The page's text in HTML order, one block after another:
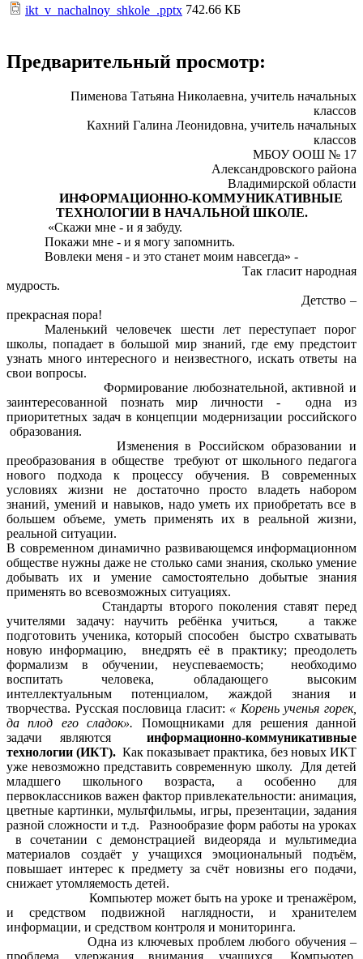
ikt_v_nachalnoy_shkole_.pptx 742.66 КБ
Предварительный просмотр:
Пименова Татьяна Николаевна, учитель начальных
классов
Кахний Галина Леонидовна, учитель начальных
классов
МБОУ ООШ № 17
Александровского района
Владимирской области
ИНФОРМАЦИОННО-КОММУНИКАТИВНЫЕ
ТЕХНОЛОГИИ В НАЧАЛЬНОЙ ШКОЛЕ.
«Скажи мне - и я забуду.
Покажи мне - и я могу запомнить.
Вовлеки меня - и это станет моим навсегда» -
Так гласит народная
мудрость.
Детство –
прекрасная пора!
Маленький человечек шести лет переступает порог
школы, попадает в большой мир знаний, где ему предстоит
узнать много интересного и неизвестного, искать ответы на
свои вопросы.
Формирование любознательной, активной и
заинтересованной познать мир личности - одна из
приоритетных задач в концепции модернизации российского
образования.
Изменения в Российском образовании и
преобразования в обществе требуют от школьного педагога
нового подхода к процессу обучения. В современных
условиях жизни не достаточно просто владеть набором
знаний, умений и навыков, надо уметь их приобретать все в
большем объеме, уметь применять их в реальной жизни,
реальной ситуации.
В современном динамично развивающемся информационном
обществе нужны даже не столько сами знания, сколько умение
добывать их и умение самостоятельно добытые знания
применять во всевозможных ситуациях.
Стандарты второго поколения ставят перед
учителями задачу: научить ребёнка учиться, а также
подготовить ученика, который способен быстро схватывать
новую информацию, внедрять её в практику; преодолеть
формализм в обучении, неуспеваемость; необходимо
воспитать человека, обладающего высоким
интеллектуальным потенциалом, жаждой знания и
творчества. Русская пословица гласит: « Корень ученья горек,
да плод его сладок». Помощниками для решения данной
задачи являются информационно-коммуникативные
технологии (ИКТ). Как показывает практика, без новых ИКТ
уже невозможно представить современную школу. Для детей
младшего школьного возраста, а особенно для
первоклассников важен фактор привлекательности: анимация,
цветные картинки, мультфильмы, игры, презентации, задания
разной сложности и т.д. Разнообразие форм работы на уроках
в сочетании с демонстрацией видеоряда и мультимедиа
материалов создаёт у учащихся эмоциональный подъём,
повышает интерес к предмету за счёт новизны его подачи,
снижает утомляемость детей.
Компьютер может быть на уроке и тренажёром,
и средством подвижной наглядности, и хранителем
информации, и средством контроля и мониторинга.
Одна из ключевых проблем любого обучения –